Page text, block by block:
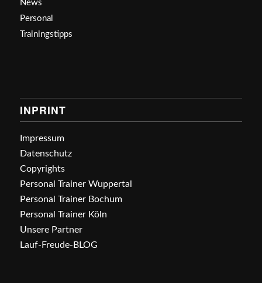
News
Personal
Trainingstipps
INPRINT
Impressum
Datenschutz
Copyrights
Personal Trainer Wuppertal
Personal Trainer Bochum
Personal Trainer Köln
Unsere Partner
Lauf-Freude-BLOG